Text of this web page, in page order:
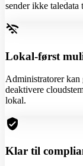
sender ikke
wifi_off
Lokal-først
Administratorer kan
deaktivere
lokal.
verified_user
Klar til